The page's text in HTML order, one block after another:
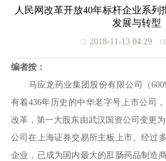
人民网改革开放40年标杆企业系列
发展与转型
2018-11-13 04:29
编者按：
马应龙药业集团股份有限公司（
有着436年历史的中华老字号上市公司
改革，第一大股东由武汉国资公司变更为
公司在上海证券交易所主板上市。经过
企业，已成为国内最大的肛肠药品制造